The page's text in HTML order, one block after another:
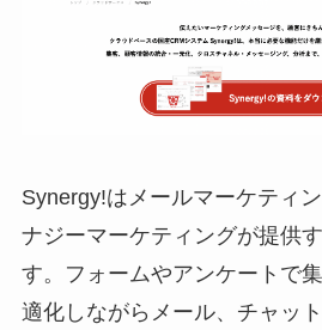
Synergy!はメールマーケティ
ナジーマーケティングが提供
す。フォームやアンケートで
適化しながらメール、チャッ